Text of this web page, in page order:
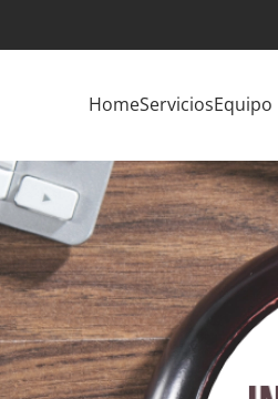
HomeServiciosEquipo